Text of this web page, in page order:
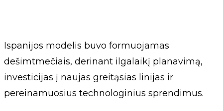
Ispanijos modelis buvo formuojamas
dešimtmečiais, derinant ilgalaikį planavimą,
investicijas į naujas greitąsias linijas ir
pereinamuosius technologinius sprendimus.